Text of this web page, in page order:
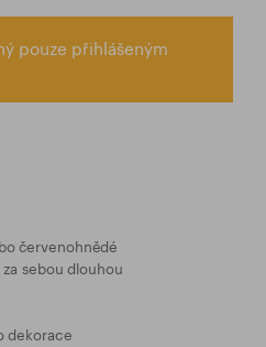
pouze přihlášeným
červenohnědé
sebou dlouhou
dekorace